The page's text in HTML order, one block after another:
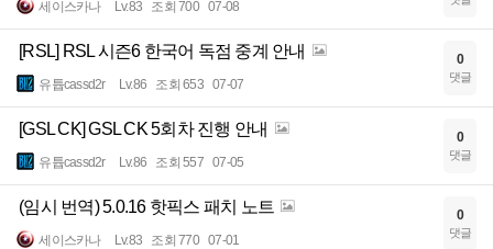
세이스카나 Lv.83 조회 700 07-08
[RSL] RSL 시즌6 한국어 독점 중계 안내
유튭cassd2r Lv.86 조회 653 07-07
0
댓글
[GSL CK] GSL CK 5회차 진행 안내
유튭cassd2r Lv.86 조회 557 07-05
0
댓글
(임시 번역) 5.0.16 핫픽스 패치 노트
세이스카나 Lv.83 조회 770 07-01
0
댓글